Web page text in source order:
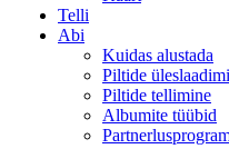
Telli
Abi
Kuidas alustada
Piltide
Piltide tellimine
Albumite tüübid